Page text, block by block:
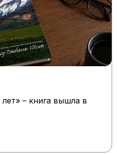
– книга вышла в